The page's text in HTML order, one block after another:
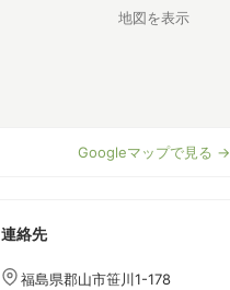
地図を表示
Googleマップで見る →
連絡先
福島県郡山市笹川1-178